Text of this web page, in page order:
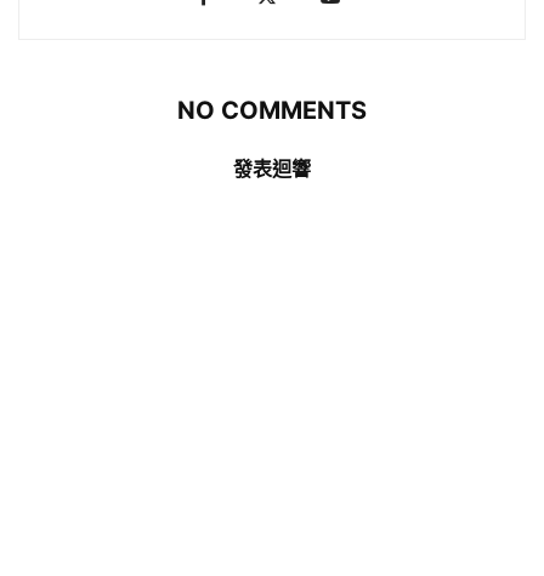
NO COMMENTS
發表迴響